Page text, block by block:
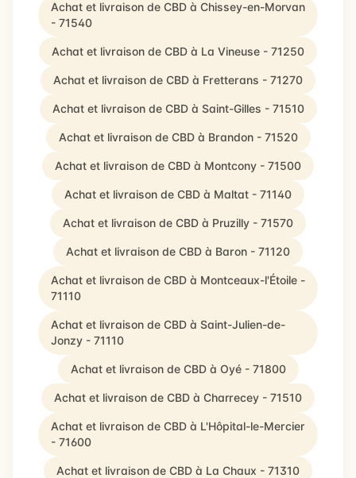
Achat et livraison de CBD à Chissey-en-Morvan
- 71540
Achat et livraison de CBD à La Vineuse - 71250
Achat et livraison de CBD à Fretterans - 71270
Achat et livraison de CBD à Saint-Gilles - 71510
Achat et livraison de CBD à Brandon - 71520
Achat et livraison de CBD à Montcony - 71500
Achat et livraison de CBD à Maltat - 71140
Achat et livraison de CBD à Pruzilly - 71570
Achat et livraison de CBD à Baron - 71120
Achat et livraison de CBD à Montceaux-l'Étoile -
71110
Achat et livraison de CBD à Saint-Julien-de-
Jonzy - 71110
Achat et livraison de CBD à Oyé - 71800
Achat et livraison de CBD à Charrecey - 71510
Achat et livraison de CBD à L'Hôpital-le-Mercier
- 71600
Achat et livraison de CBD à La Chaux - 71310